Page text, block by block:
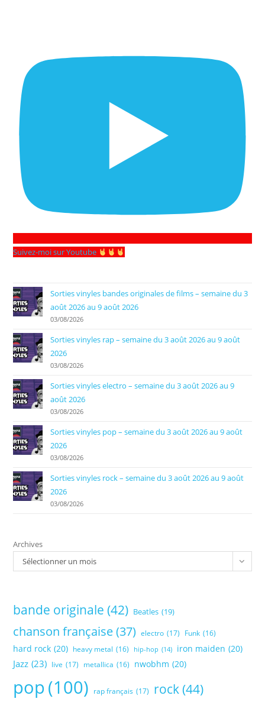
Suivez-moi sur Youtube
Sorties vinyles bandes originales de films – semaine du 3
août 2026 au 9 août 2026
03/08/2026
Sorties vinyles rap – semaine du 3 août 2026 au 9 août
2026
03/08/2026
Sorties vinyles electro – semaine du 3 août 2026 au 9
août 2026
03/08/2026
Sorties vinyles pop – semaine du 3 août 2026 au 9 août
2026
03/08/2026
Sorties vinyles rock – semaine du 3 août 2026 au 9 août
2026
03/08/2026
Archives
Sélectionner un mois
bande originale (42) Beatles (19)
chanson française (37) electro (17) Funk (16)
hard rock (20) heavy metal (16) hip-hop (14) iron maiden (20)
Jazz (23) live (17) metallica (16) nwobhm (20)
pop(100) rap français (17) rock(44)